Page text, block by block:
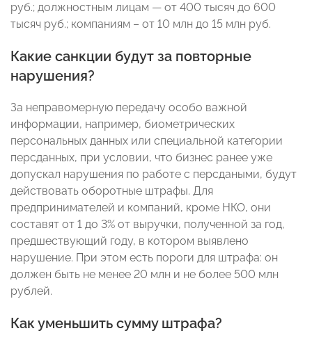
руб.; должностным лицам — от 400 тысяч до 600
тысяч руб.; компаниям – от 10 млн до 15 млн руб.
Какие санкции будут за повторные
нарушения?
За неправомерную передачу особо важной
информации, например, биометрических
персональных данных или специальной категории
персданных, при условии, что бизнес ранее уже
допускал нарушения по работе с персдаными, будут
действовать оборотные штрафы. Для
предпринимателей и компаний, кроме НКО, они
составят от 1 до 3% от выручки, полученной за год,
предшествующий году, в котором выявлено
нарушение. При этом есть пороги для штрафа: он
должен быть не менее 20 млн и не более 500 млн
рублей.
Как уменьшить сумму штрафа?